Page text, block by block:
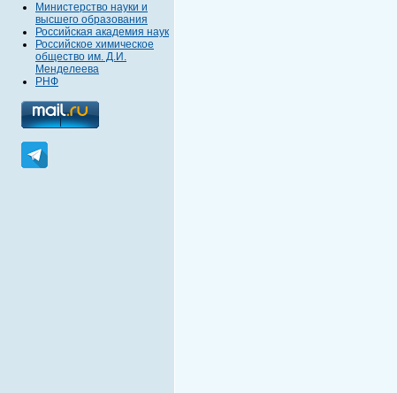
Министерство науки и
высшего образования
Российская академия наук
Российское химическое
общество им. Д.И.
Менделеева
РНФ